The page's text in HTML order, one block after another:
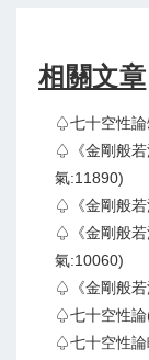
相關文章
♤七十空性論
♤《金剛般若
氣:11890)
♤《金剛般若
♤《金剛般若
氣:10060)
♤《金剛般若
♤七十空性
♤七十空性論